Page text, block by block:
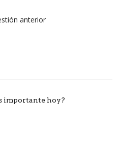
anterior
importante hoy?